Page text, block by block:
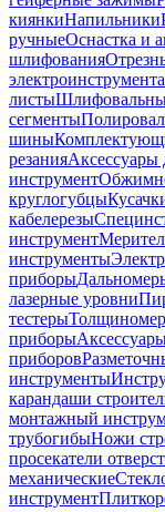
киянкиНапильники
ручныеОснастка и
шлифования
электроинструмента
листы
сегменты
шины
резания
инструмент
круглогубцы
кабелерезы
инструмент
инструменты
приборы
лазерные уровни
тестеры
приборы
приборов
инструменты
карандаши
монтажный
трубогибыНожи
просекатели
механические
инструмент